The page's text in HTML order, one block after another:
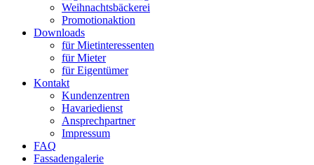
Weihnachtsbäckerei
Promotionaktion
Downloads
für Mietinteressenten
für Mieter
für Eigentümer
Kontakt
Kundenzentren
Havariedienst
Ansprechpartner
Impressum
FAQ
Fassadengalerie